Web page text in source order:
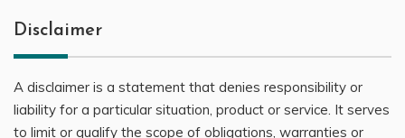
Disclaimer
A disclaimer is a statement that denies responsibility or
liability for a particular situation, product or service. It serves
to limit or qualify the scope of obligations, warranties or